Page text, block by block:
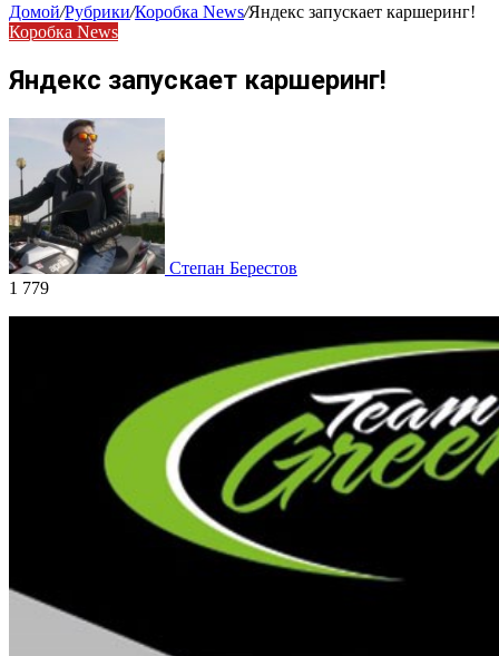
Домой/Рубрики/Коробка News/Яндекс запускает каршеринг!
Коробка News
Яндекс запускает каршеринг!
Степан Берестов
1 779